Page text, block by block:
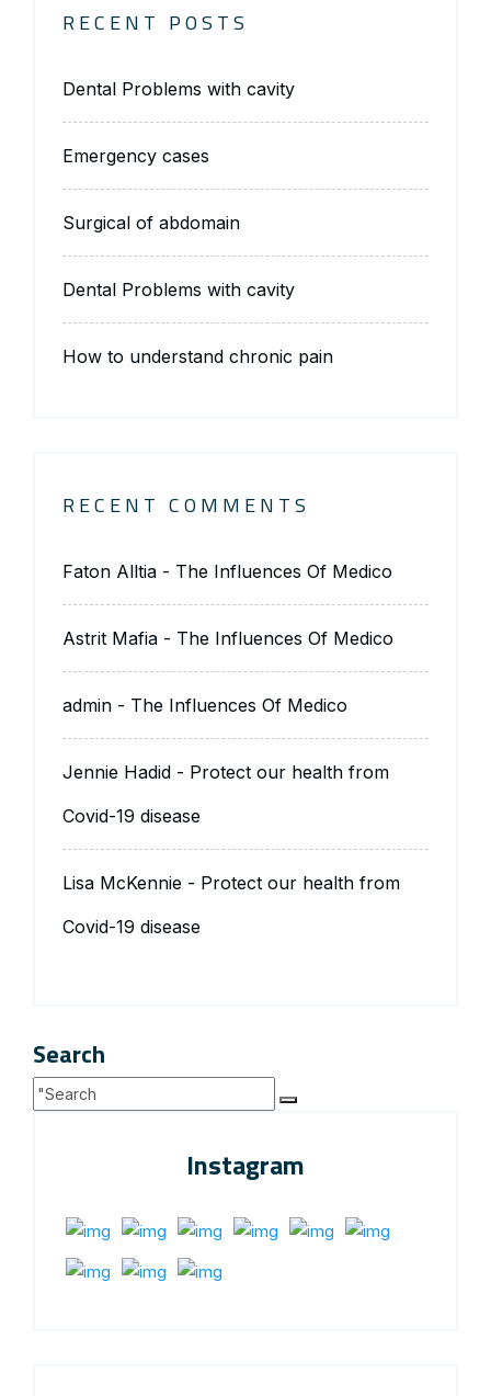
RECENT POSTS
Dental Problems with cavity
Emergency cases
Surgical of abdomain
Dental Problems with cavity
How to understand chronic pain
RECENT COMMENTS
Faton Alltia - The Influences Of Medico
Astrit Mafia - The Influences Of Medico
admin - The Influences Of Medico
Jennie Hadid - Protect our health from
Covid-19 disease
Lisa McKennie - Protect our health from
Covid-19 disease
Search
Instagram